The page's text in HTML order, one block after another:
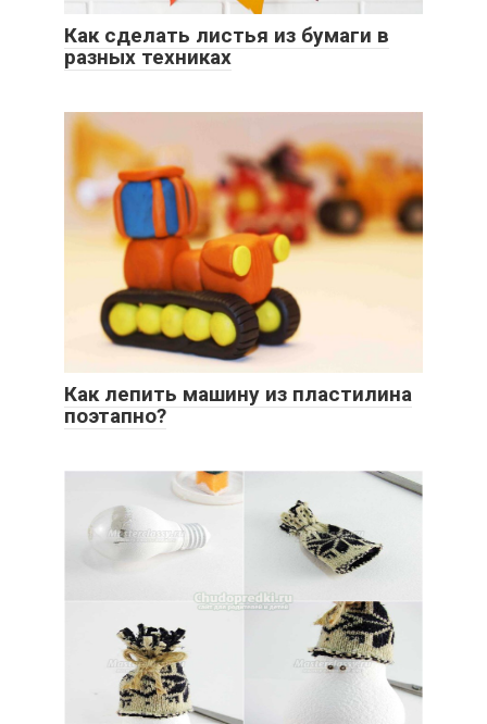
Как сделать листья из бумаги в
разных техниках
Как лепить машину из пластилина
поэтапно?